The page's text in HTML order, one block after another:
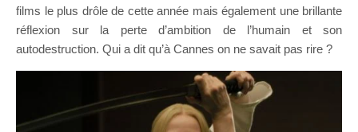
films le plus drôle de cette année mais également une brillante
réflexion sur la perte d’ambition de l’humain et son
autodestruction. Qui a dit qu’à Cannes on ne savait pas rire ?